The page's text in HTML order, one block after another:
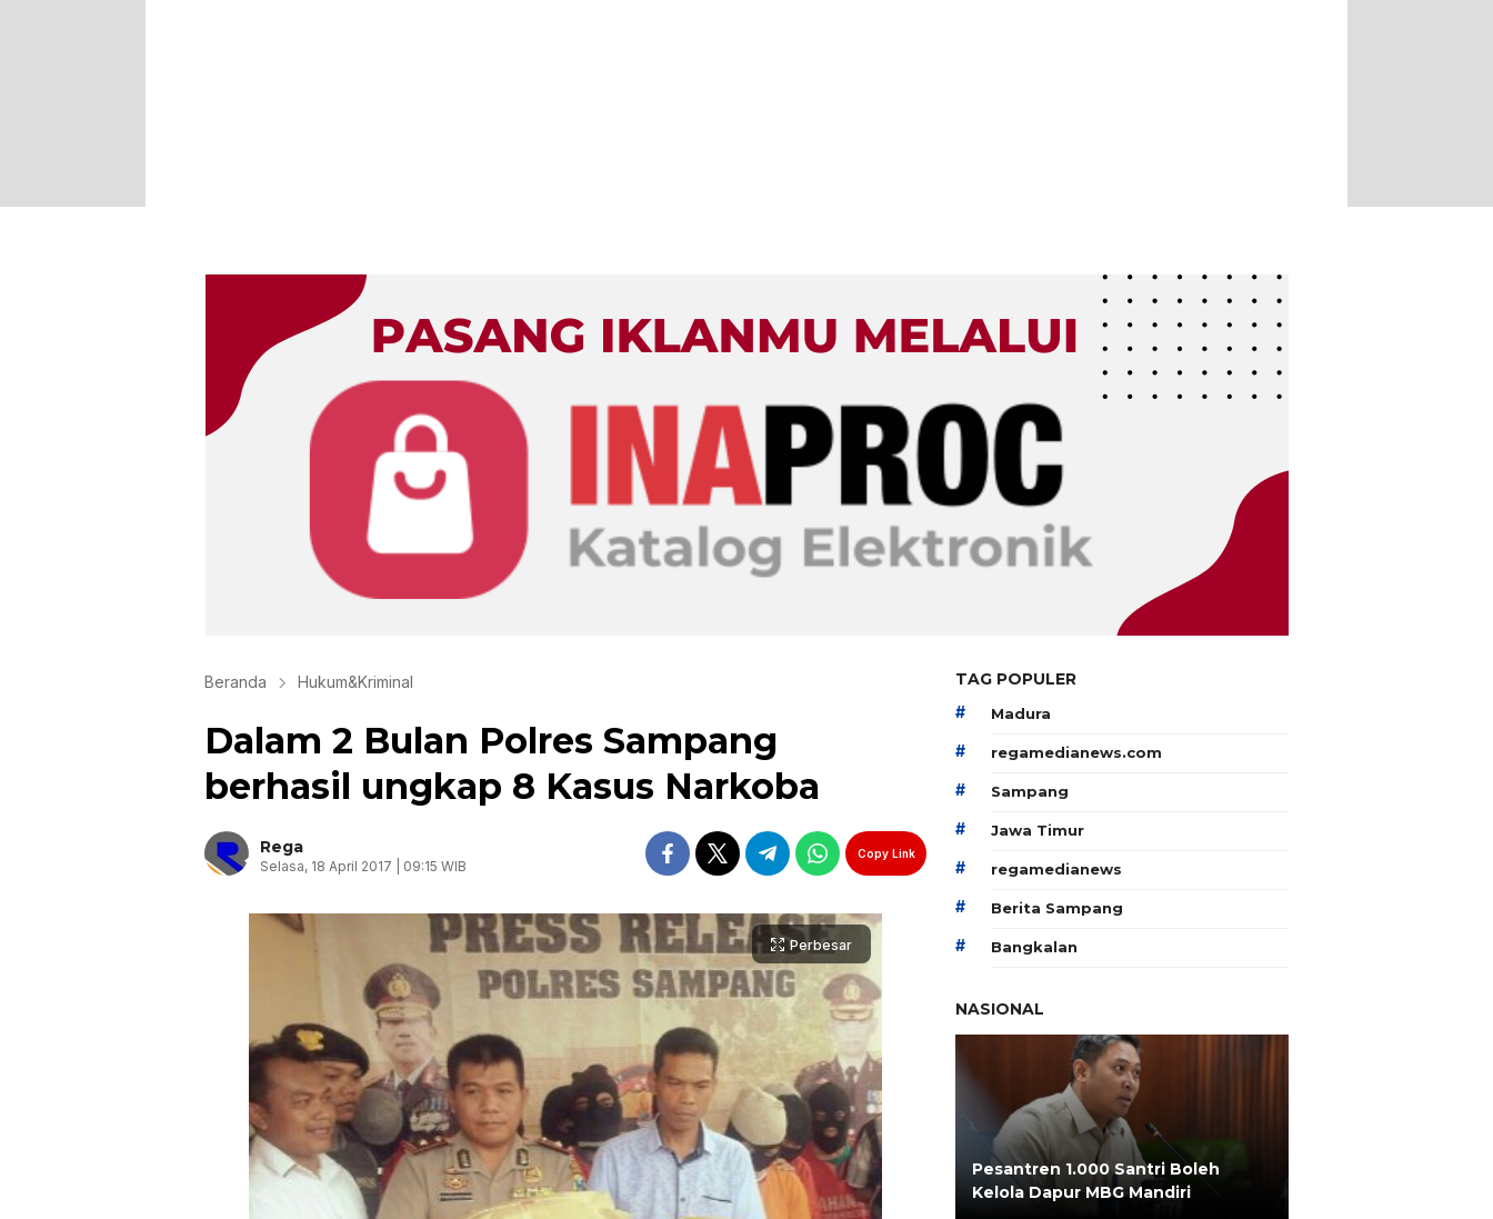
Beranda Hukum&Kriminal
Dalam 2 Bulan Polres Sampang
berhasil ungkap 8 Kasus Narkoba
Rega
Selasa, 18 April 2017 | 09:15 WIB
Copy Link
Perbesar
TAG POPULER
# Madura
# regamedianews.com
# Sampang
# Jawa Timur
# regamedianews
# Berita Sampang
# Bangkalan
NASIONAL
Pesantren 1.000 Santri Boleh
Kelola Dapur MBG Mandiri